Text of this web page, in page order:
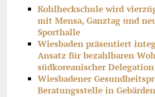
Kohlheckschule wird
mit Mensa, Ganztag und
Sporthalle
Wiesbaden präsentiert
Ansatz für bezahlbaren
südkoreanischer Delegation
Wiesbadener
Beratungsstelle in